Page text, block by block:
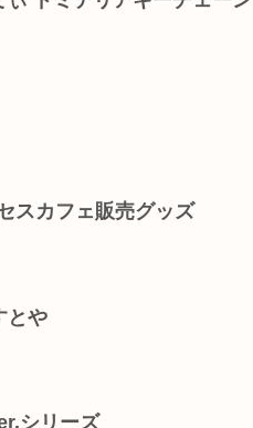
スカフェ販売グッズ
とや
シリーズ